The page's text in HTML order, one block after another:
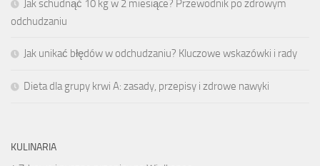
Jak schudnąć 10 kg w 2 miesiące? Przewodnik po zdrowym
odchudzaniu
Jak unikać błędów w odchudzaniu? Kluczowe wskazówki i rady
Dieta dla grupy krwi A: zasady, przepisy i zdrowe nawyki
KULINARIA